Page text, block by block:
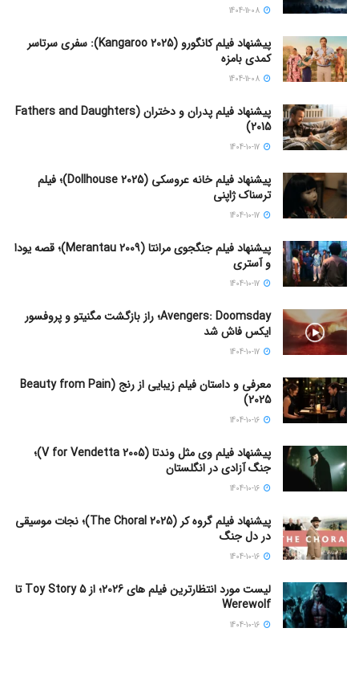
پیشنهاد فیلم کانگورو (Kangaroo 2025): سفری سرتاسر
کمدی بامزه
پیشنهاد فیلم پدران و دختران (Fathers and Daughters
2015)
پیشنهاد فیلم خانه عروسکی (Dollhouse 2025)؛ فیلم
ترسناک ژاپنی
پیشنهاد فیلم جنگجوی مرانتا (Merantau 2009)؛ قصه یودا
و آستری
Avengers: Doomsday؛ راز بازگشت مگنیتو و پروفسور
ایکس فاش شد
معرفی و داستان فیلم زیبایی از رنج (Beauty from Pain
2025)
پیشنهاد فیلم وی مثل وندتا (V for Vendetta 2005)؛
جنگ آزادی در انگلستان
پیشنهاد فیلم گروه کر (The Choral 2025)؛ نجات موسیقی
در دل جنگ
لیست مورد انتظارترین فیلم های 2026؛ از Toy Story 5 تا
Werewolf